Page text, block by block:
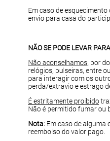
Em caso de
envio para casa do
NÃO SE PODE LEVAR
Não aconselhamos, por
relógios, pulseiras, entre
para interagir com os
perda/extravio e estrago
É estritamente proibido
Não é permitido fumar ou
Nota: Em caso de alguma
reembolso do valor pago.